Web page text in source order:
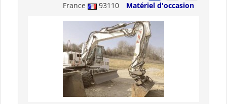
France 93110 Matériel d'occasion